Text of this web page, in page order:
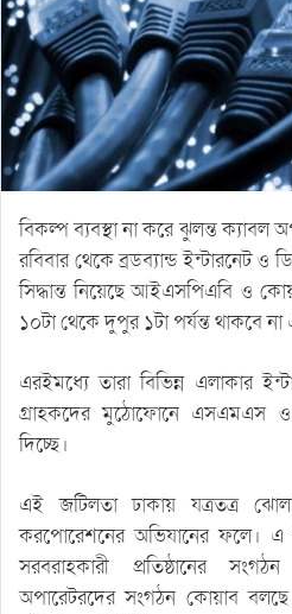
বিকল্প ব্যবস্থা না করে ঝুলন্ত ক্যাবল
রবিবার থেকে ব্রডব্যান্ড ইন্টারনেট ও
সিদ্ধান্ত নিয়েছে আইএসপিএবি ও
১০টা থেকে দুপুর ১টা পর্যন্ত থাকবে না
এরইমধ্যে তারা বিভিন্ন এলাকার
গ্রাহকদের মুঠোফোনে এসএমএস ও
দিচ্ছে।
এই জটিলতা ঢাকায় যত্রতত্র
করপোরেশনের অভিযানের ফলে। এ
সরবরাহকারী প্রতিষ্ঠানের
অপারেটরদের সংগঠন কোয়াব